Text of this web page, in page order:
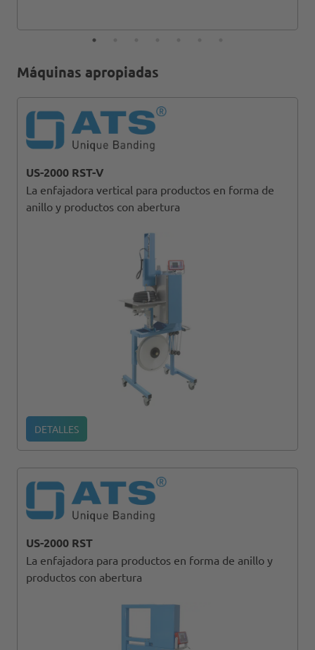
Máquinas apropiadas
US-2000 RST-V
La enfajadora vertical para productos en forma de
anillo y productos con abertura
DETALLES
US-2000 RST
La enfajadora para productos en forma de anillo y
productos con abertura